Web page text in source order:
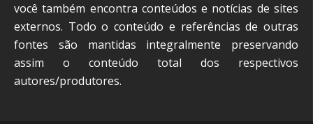
você também encontra conteúdos e notícias de sites
externos. Todo o conteúdo e referências de outras
fontes são mantidas integralmente preservando
assim o conteúdo total dos respectivos
autores/produtores.